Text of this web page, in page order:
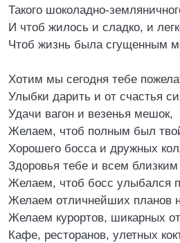
Такого шоколадно-
И чтоб жилось и сладко, и
Чтоб жизнь была сгущенным
Хотим мы сегодня тебе
Улыбки дарить и от счастья
Удачи вагон и везенья мешок,
Желаем, чтоб полным был
Хорошего босса и дружных
Здоровья тебе и всем близким
Желаем, чтоб босс улыбался
Желаем отличнейших планов
Желаем курортов, шикарных
Кафе, ресторанов, улетных